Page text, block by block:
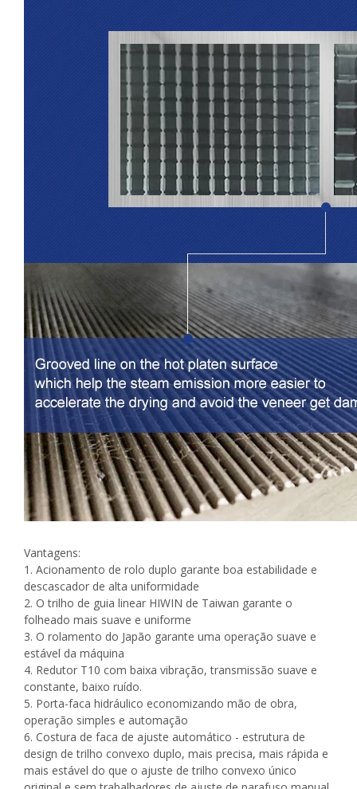
Vantagens:
1. Acionamento de rolo duplo garante boa estabilidade e
descascador de alta uniformidade
2. O trilho de guia linear HIWIN de Taiwan garante o
folheado mais suave e uniforme
3. O rolamento do Japão garante uma operação suave e
estável da máquina
4. Redutor T10 com baixa vibração, transmissão suave e
constante, baixo ruído.
5. Porta-faca hidráulico economizando mão de obra,
operação simples e automação
6. Costura de faca de ajuste automático - estrutura de
design de trilho convexo duplo, mais precisa, mais rápida e
mais estável do que o ajuste de trilho convexo único